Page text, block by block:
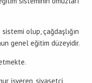
olup, çağdaşlığın
genel eğitim düzeyidir.
işveren, siyasetçi,